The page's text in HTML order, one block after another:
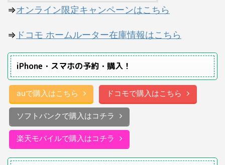
⇒オンライン限定キャンペーンはこちら
⇒ ドコモ ホームルーター在庫情報はこちら
iPhone・スマホの予約・購入！
auで購入はこちら ドコモで購入はこちら
ソフトバンクで購入はコチラ
楽天モバイルで購入はコチラ